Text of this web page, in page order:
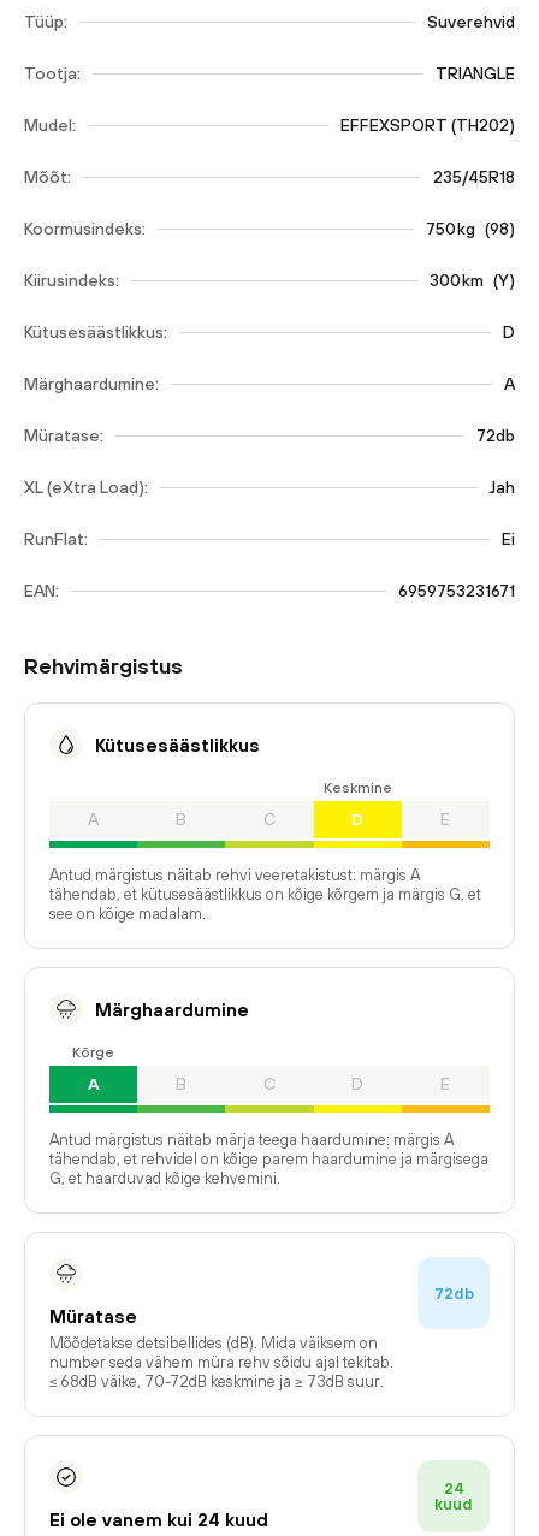
Tüüp: Suverehvid
Tootja: TRIANGLE
Mudel: EFFEXSPORT (TH202)
Mõõt: 235/45R18
Koormusindeks: 750kg (98)
Kiirusindeks: 300km (Y)
Kütusesäästlikkus: D
Märghaardumine: A
Müratase: 72db
XL (eXtra Load): Jah
RunFlat: Ei
EAN: 6959753231671
Rehvimärgistus
Kütusesäästlikkus
A B C
Keskmine
D E
Antud märgistus näitab rehvi veeretakistust: märgis A
tähendab, et kütusesäästlikkus on kõige kõrgem ja märgis G, et
see on kõige madalam.
Märghaardumine
Kõrge
A B C D E
Antud märgistus näitab märja teega haardumine: märgis A
tähendab, et rehvidel on kõige parem haardumine ja märgisega
G, et haarduvad kõige kehvemini.
Müratase
Mõõdetakse detsibellides (dB). Mida väiksem on
number seda vähem müra rehv sõidu ajal tekitab.
≤ 68dB väike, 70-72dB keskmine ja ≥ 73dB suur.
72db
Ei ole vanem kui 24 kuud
24
kuud